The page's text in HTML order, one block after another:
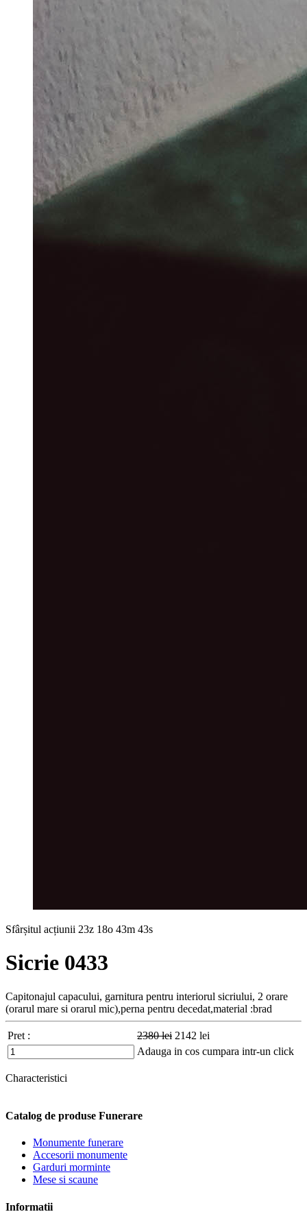
Sfârșitul acțiunii 23z 18o 43m 41s
Sicrie 0433
Capitonajul capacului, garnitura pentru interiorul sicriului, 2 orare
(orarul mare si orarul mic),perna pentru decedat,material :brad
Pret : 2380lei 2142 lei
Adauga in cos cumpara intr-un click
Characteristici
Catalog de produse Funerare
Monumente funerare
Accesorii monumente
Garduri morminte
Mese si scaune
Informatii